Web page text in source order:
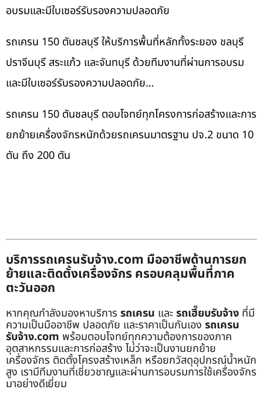
อบรมและมีใบเซอร์รับรองความปลอดภัย
รถเครน 150 ตันชลบุรี ให้บริการพื้นที่หลักทั้งระยอง ชลบุรี
ปราจีนบุรี สระแก้ว และจันทบุรี ด้วยทีมงานที่ผ่านการอบรม
และมีใบเซอร์รับรองความปลอดภัย…
รถเครน 150 ตันชลบุรี ตอบโจทย์ทุกโครงการก่อสร้างและการ
ยกย้ายเครื่องจักรหนักด้วยรถเครนมาตรฐาน ปจ.2 ขนาด 10
ตัน ถึง 200 ตัน
บริการรถเครนรับจ้าง.com มืออาชีพด้านการยก
ย้ายและติดตั้งเครื่องจักร ครอบคลุมพื้นที่ภาค
ตะวันออก
หากคุณกำลังมองหาบริการ รถเครน และรถเฮี๊ยบรับจ้าง ที่มี
ความเป็นมืออาชีพ ปลอดภัย และราคาเป็นกันเอง รถเครน
รับจ้าง.com พร้อมตอบโจทย์ทุกความต้องการของภาค
อุตสาหกรรมและการก่อสร้าง ไม่ว่าจะเป็นงานยกย้าย
เครื่องจักร ติดตั้งโครงสร้างเหล็ก หรือยกวัสดุอุปกรณ์น้ำหนัก
สูง เรามีทีมงานที่เชี่ยวชาญและผ่านการอบรมการใช้เครื่องจักร
มาอย่างดีเยี่ยม